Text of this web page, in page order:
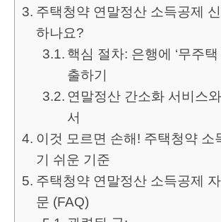
주택청약 연말정산 소득공제
하나요?
핵심 절차: 은행에 ‘무주택
출하기
연말정산 간소화 서비스
서
이것 모르면 손해! 주택청약 소
기 쉬운 기준
주택청약 연말정산 소득공제
문 (FAQ)